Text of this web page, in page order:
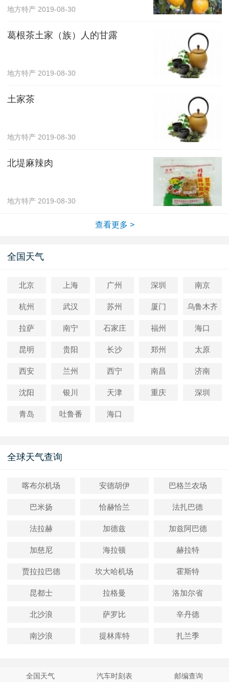
地方特产 2019-08-30
葛根茶土家（族）人的甘露
地方特产 2019-08-30
土家茶
地方特产 2019-08-30
北堤麻辣肉
地方特产 2019-08-30
查看更多 >
全国天气
北京 上海 广州 深圳 南京
杭州 武汉 苏州 厦门 乌鲁木齐
拉萨 南宁 石家庄 福州 海口
昆明 贵阳 长沙 郑州 太原
西安 兰州 西宁 南昌 济南
沈阳 银川 天津 重庆 深圳
青岛 吐鲁番 海口
全球天气查询
喀布尔机场 安德胡伊 巴格兰农场
巴米扬 恰赫恰兰 法扎巴德
法拉赫 加德兹 加兹阿巴德
加慈尼 海拉顿 赫拉特
贾拉拉巴德 坎大哈机场 霍斯特
昆都士 拉格曼 洛加尔省
北沙浪 萨罗比 辛丹德
南沙浪 提林库特 扎兰季
全国天气 汽车时刻表 邮编查询